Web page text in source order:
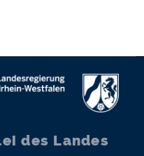
des Landes